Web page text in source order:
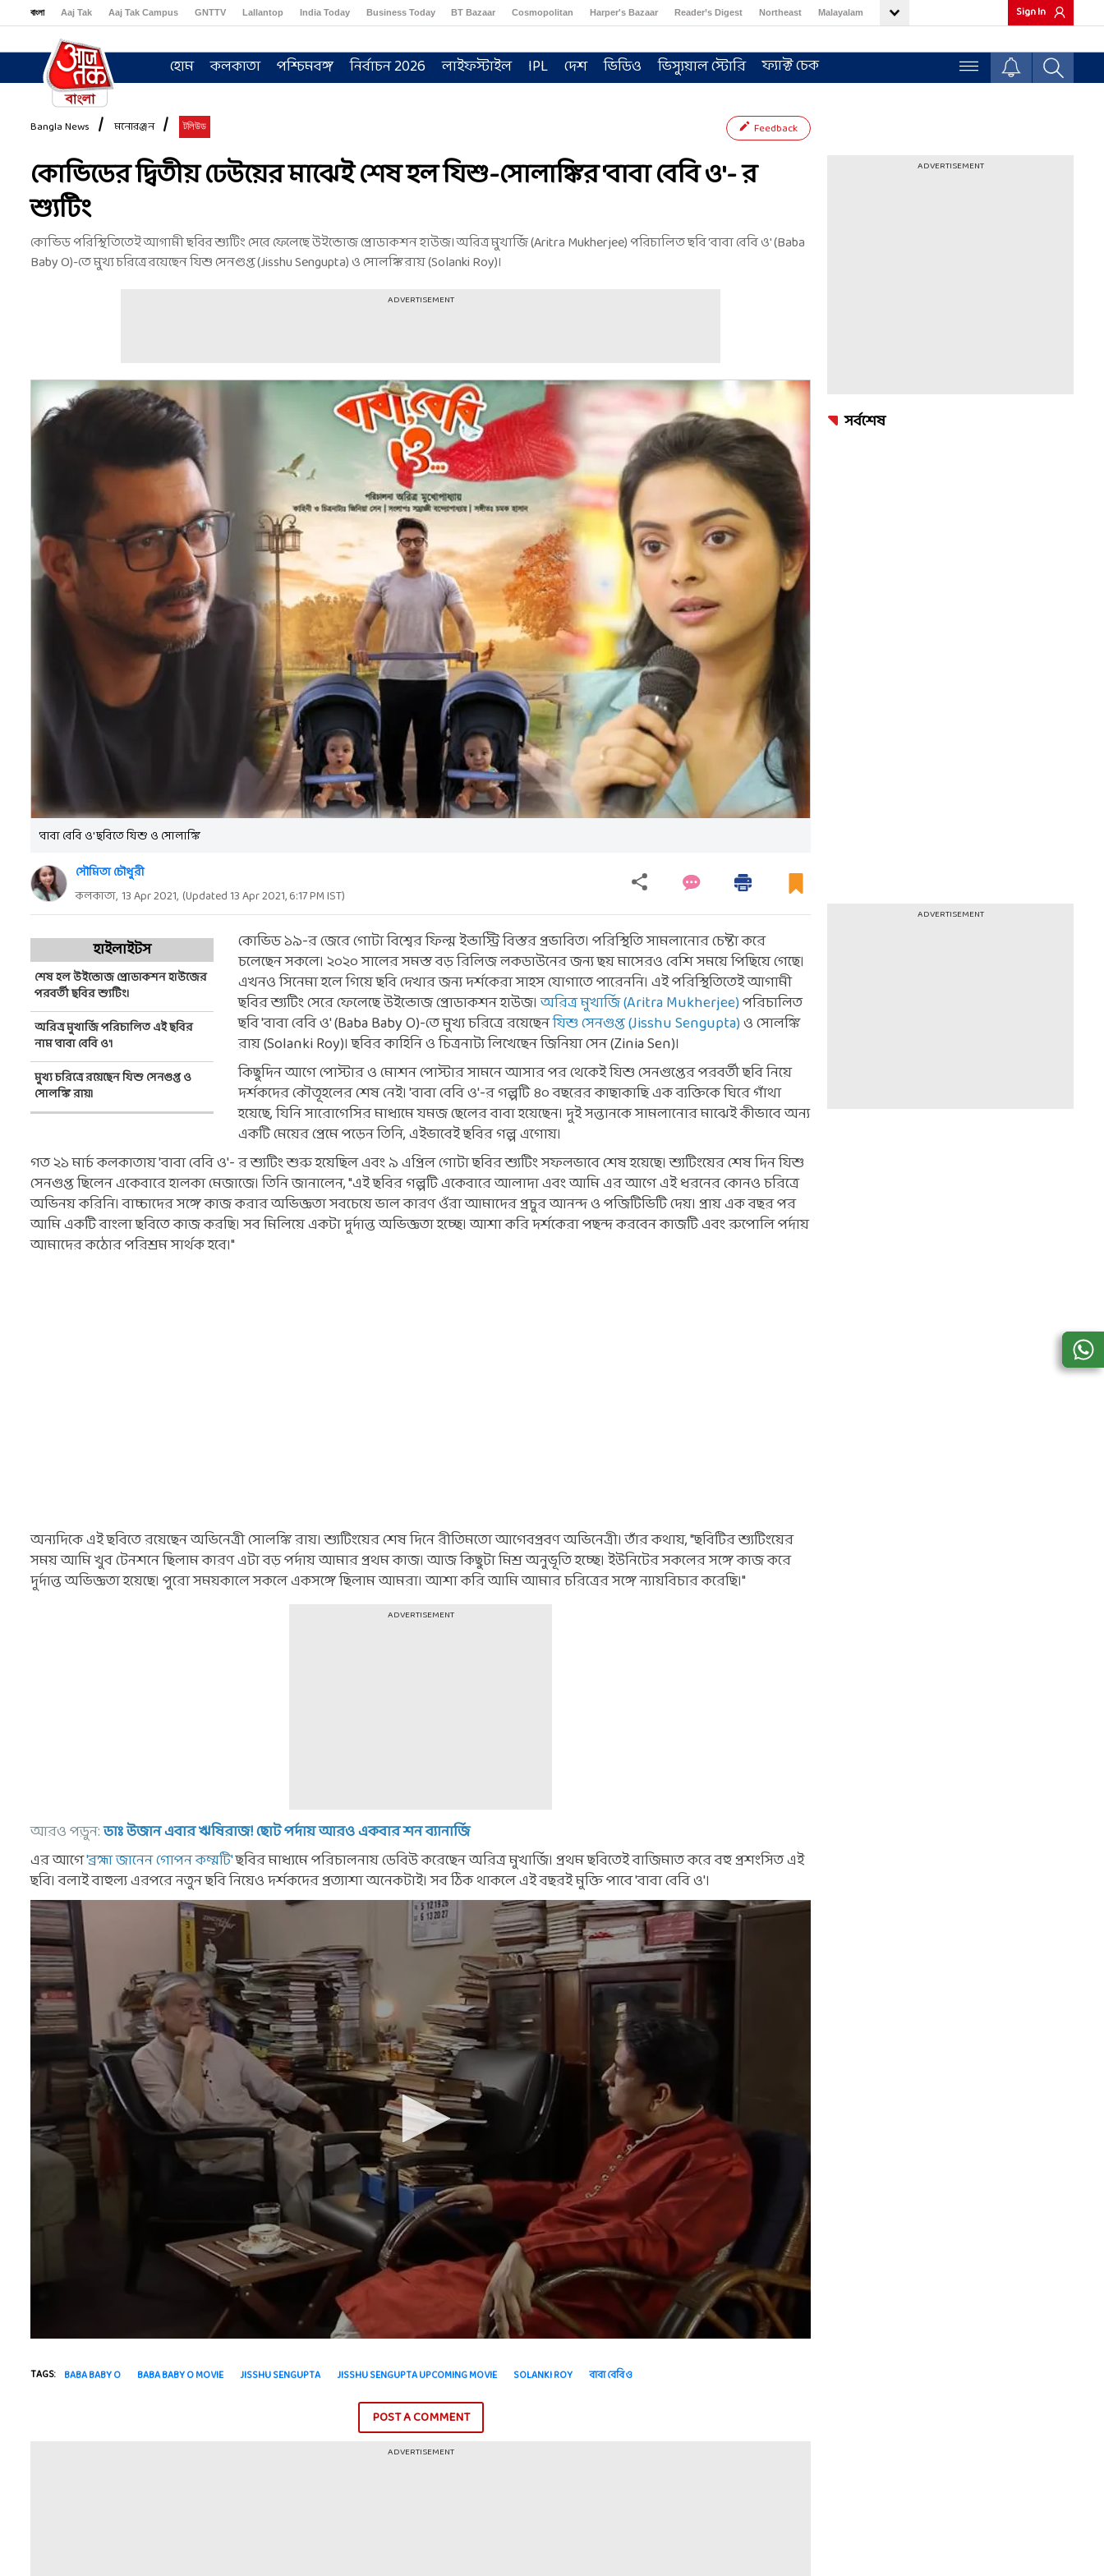
বাংলা Aaj Tak Aaj Tak Campus GNTTV Lallantop India Today Business Today BT Bazaar Cosmopolitan Harper's Bazaar Reader’s Digest Northeast Malayalam Sign In
হোম কলকাতা পশ্চিমবঙ্গ নির্বাচন 2026 লাইফস্টাইল IPL দেশ ভিডিও ভিস্যুয়াল স্টোরি ফ্যাক্ট চেক
Bangla News মনোরঞ্জন টলিউড Feedback
কোভিডের দ্বিতীয় ঢেউয়ের মাঝেই শেষ হল যিশু-সোলাঙ্কির 'বাবা বেবি ও'- র
শ্যুটিং
কোভিড পরিস্থিতিতেই আগামী ছবির শ্যুটিং সেরে ফেলেছে উইন্ডোজ প্রোডাকশন হাউজ। অরিত্র মুখার্জি (Aritra Mukherjee) পরিচালিত ছবি 'বাবা বেবি ও' (Baba
Baby O)-তে মুখ্য চরিত্রে রয়েছেন যিশু সেনগুপ্ত (Jisshu Sengupta) ও সোলঙ্কি রায় (Solanki Roy)।
ADVERTISEMENT
'বাবা বেবি ও' ছবিতে যিশু ও সোলাঙ্কি
সৌমিতা চৌধুরী
কলকাতা, 13 Apr 2021, (Updated13 Apr 2021, 6:17 PMIST)
হাইলাইটস
শেষ হল উইন্ডোজ প্রোডাকশন হাউজের
পরবর্তী ছবির শ্যুটিং।
অরিত্র মুখার্জি পরিচালিত এই ছবির
নাম 'বাবা বেবি ও'।
মুখ্য চরিত্রে রয়েছেন যিশু সেনগুপ্ত ও
সোলঙ্কি রায়।
কোভিড ১৯-র জেরে গোটা বিশ্বের ফিল্ম ইন্ডাস্ট্রি বিস্তর প্রভাবিত। পরিস্থিতি সামলানোর চেষ্টা করে
চলেছেন সকলে। ২০২০ সালের সমস্ত বড় রিলিজ লকডাউনের জন্য ছয় মাসেরও বেশি সময়ে পিছিয়ে গেছে।
এখনও সিনেমা হলে গিয়ে ছবি দেখার জন্য দর্শকেরা সাহস যোগাতে পারেননি। এই পরিস্থিতিতেই আগামী
ছবির শ্যুটিং সেরে ফেলেছে উইন্ডোজ প্রোডাকশন হাউজ।অরিত্র মুখার্জি (Aritra Mukherjee)পরিচালিত
ছবি 'বাবা বেবি ও' (Baba Baby O)-তে মুখ্য চরিত্রে রয়েছেনযিশু সেনগুপ্ত (Jisshu Sengupta)ও সোলঙ্কি
রায় (Solanki Roy)। ছবির কাহিনি ও চিত্রনাট্য লিখেছেন জিনিয়া সেন (Zinia Sen)।
কিছুদিন আগে পোস্টার ও মোশন পোস্টার সামনে আসার পর থেকেই যিশু সেনগুপ্তের পরবর্তী ছবি নিয়ে
দর্শকদের কৌতূহলের শেষ নেই। 'বাবা বেবি ও'-র গল্পটি ৪০ বছরের কাছাকাছি এক ব্যক্তিকে ঘিরে গাঁথা
হয়েছে, যিনি সারোগেসির মাধ্যমে যমজ ছেলের বাবা হয়েছেন। দুই সন্তানকে সামলানোর মাঝেই কীভাবে অন্য
একটি মেয়ের প্রেমে পড়েন তিনি, এইভাবেই ছবির গল্প এগোয়।
গত ২১ মার্চ কলকাতায় 'বাবা বেবি ও'- র শ্যুটিং শুরু হয়েছিল এবং ৯ এপ্রিল গোটা ছবির শ্যুটিং সফলভাবে শেষ হয়েছে। শ্যুটিংয়ের শেষ দিন যিশু
সেনগুপ্ত ছিলেন একেবারে হালকা মেজাজে। তিনি জানালেন, "এই ছবির গল্পটি একেবারে আলাদা এবং আমি এর আগে এই ধরনের কোনও চরিত্রে
অভিনয় করিনি। বাচ্চাদের সঙ্গে কাজ করার অভিজ্ঞতা সবচেয়ে ভাল কারণ ওঁরা আমাদের প্রচুর আনন্দ ও পজিটিভিটি দেয়। প্রায় এক বছর পর
আমি একটি বাংলা ছবিতে কাজ করছি। সব মিলিয়ে একটা দুর্দান্ত অভিজ্ঞতা হচ্ছে। আশা করি দর্শকেরা পছন্দ করবেন কাজটি এবং রুপোলি পর্দায়
আমাদের কঠোর পরিশ্রম সার্থক হবে।"
অন্যদিকে এই ছবিতে রয়েছেন অভিনেত্রী সোলঙ্কি রায়। শ্যুটিংয়ের শেষ দিনে রীতিমতো আগেবপ্রবণ অভিনেত্রী। তাঁর কথায়, "ছবিটির শ্যুটিংয়ের
সময় আমি খুব টেনশনে ছিলাম কারণ এটা বড় পর্দায় আমার প্রথম কাজ। আজ কিছুটা মিশ্র অনুভূতি হচ্ছে। ইউনিটের সকলের সঙ্গে কাজ করে
দুর্দান্ত অভিজ্ঞতা হয়েছে। পুরো সময়কালে সকলে একসঙ্গে ছিলাম আমরা। আশা করি আমি আমার চরিত্রের সঙ্গে ন্যায়বিচার করেছি।"
ADVERTISEMENT
আরও পড়ুন:ডাঃ উজান এবার ঋষিরাজ! ছোট পর্দায় আরও একবার শন ব্যানার্জি
এর আগে'ব্রহ্মা জানেন গোপন কম্মটি'ছবির মাধ্যমে পরিচালনায় ডেবিউ করেছেন অরিত্র মুখার্জি। প্রথম ছবিতেই বাজিমাত করে বহু প্রশংসিত এই
ছবি। বলাই বাহুল্য এরপরে নতুন ছবি নিয়েও দর্শকদের প্রত্যাশা অনেকটাই। সব ঠিক থাকলে এই বছরই মুক্তি পাবে 'বাবা বেবি ও'।
TAGS: BABA BABY O BABA BABY O MOVIE JISSHU SENGUPTA JISSHU SENGUPTA UPCOMING MOVIE SOLANKI ROY বাবা বেবি ও
POST A COMMENT
ADVERTISEMENT
ADVERTISEMENT
সর্বশেষ
ADVERTISEMENT